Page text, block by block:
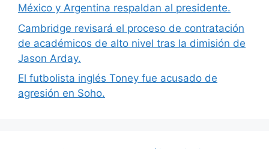
México y Argentina respaldan al presidente.
Cambridge revisará el proceso de contratación
de académicos de alto nivel tras la dimisión de
Jason Arday.
El futbolista inglés Toney fue acusado de
agresión en Soho.